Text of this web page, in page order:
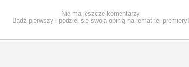
Nie ma jeszcze komentarzy
Bądź pierwszy i podziel się swoją opinią na temat tej premiery!